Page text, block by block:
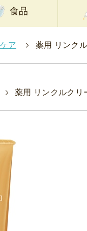
食品
ア > 薬用 リンク
> 薬用 リンクルクリ